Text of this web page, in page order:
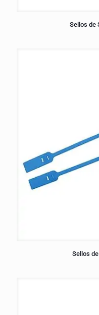
Sellos de
Sellos